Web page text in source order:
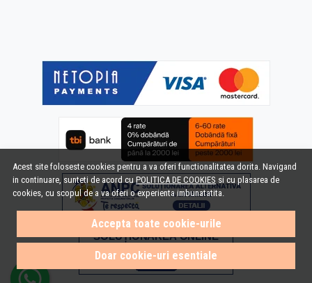
Acest site foloseste cookies pentru a va oferi functionalitatea dorita. Navigand
in continuare, sunteti de acord cuPOLITICA DE COOKIES si cu plasarea de
cookies, cu scopul de a va oferi o experienta imbunatatita.
Accepta toate cookie-urile
Doar cookie-uri esentiale